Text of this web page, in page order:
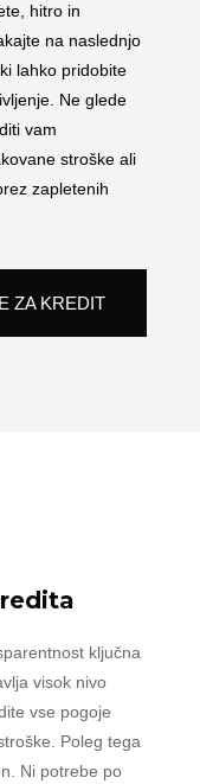
hitro in
na naslednjo
lahko pridobite
Ne glede
vam
stroške ali
zapletenih
ZA KREDIT
ključna
visok nivo
vse pogoje
Poleg tega
Ni potrebe po